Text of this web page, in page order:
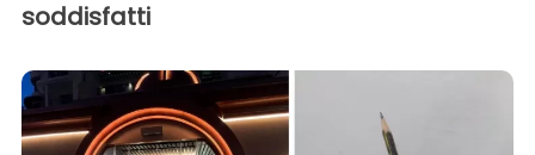
soddisfatti